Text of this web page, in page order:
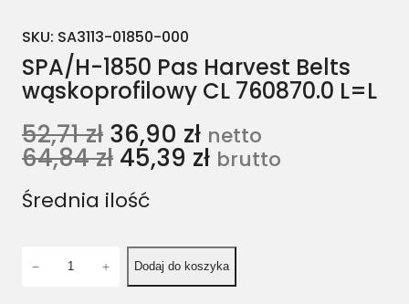
SKU: SA3113-01850-000
SPA/H-1850 Pas Harvest Belts
wąskoprofilowy CL 760870.0 L=L
52,71zł 36,90 zł netto
64,84zł 45,39 zł brutto
Średnia ilość
− + Dodaj do koszyka